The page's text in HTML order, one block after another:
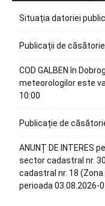
Situația datoriei
Publicații de
COD GALBEN în
meteorologilor este
10:00
Publicație de
ANUNȚ DE INTERES
sector cadastral nr.
cadastral nr. 18
perioada 03.08.2026-